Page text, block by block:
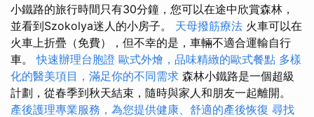
小鐵路的旅行時間只有30分鐘，您可以在途中欣賞森林，
並看到Szokolya迷人的小房子。 天母撥筋療法 火車可以在
火車上折疊（免費），但不幸的是，車輛不適合運輸自行
車。快速辦理台胞證 歐式外燴，品味精緻的歐式餐點 多樣
化的醫美項目，滿足你的不同需求 森林小鐵路是一個超級
計劃，從春季到秋天結束，隨時與家人和朋友一起離開。
產後護理專業服務，為您提供健康、舒適的產後恢復 尋找